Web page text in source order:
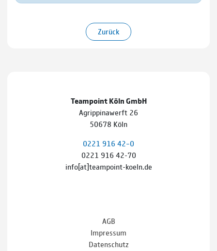
Zurück
Teampoint Köln GmbH
Agrippinawerft 26
50678 Köln
0221 916 42–0
0221 916 42-70
info[at]teampoint-koeln.de
AGB
Impressum
Datenschutz